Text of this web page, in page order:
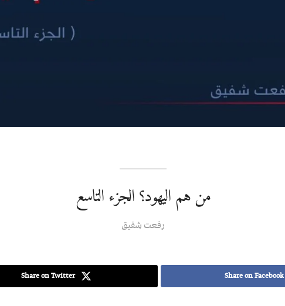
من هم اليهود؟ الجزء التاسع
رفعت شفيق
Share on Facebook
Share on Twitter